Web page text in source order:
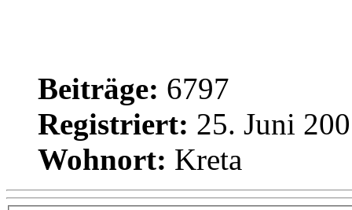
Beiträge: 6797
Registriert: 25. Juni
Wohnort: Kreta